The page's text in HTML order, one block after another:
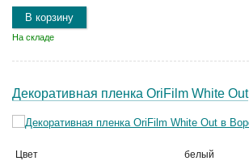
В корзину
На складе
Декоративная пленка OriFilm White Out
Цвет белый